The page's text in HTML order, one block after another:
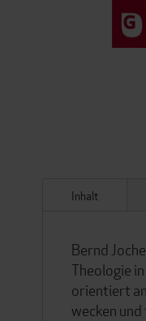
Inhalt
Bernd
Theologie
orientiert
wecken